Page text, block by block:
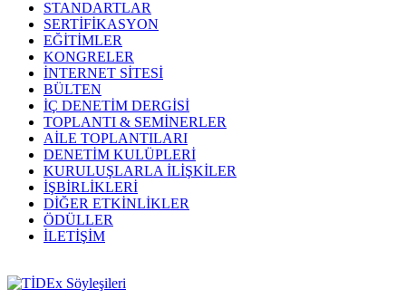
STANDARTLAR
SERTİFİKASYON
EĞİTİMLER
KONGRELER
İNTERNET SİTESİ
BÜLTEN
İÇ DENETİM DERGİSİ
TOPLANTI & SEMİNERLER
AİLE TOPLANTILARI
DENETİM KULÜPLERİ
KURULUŞLARLA İLİŞKİLER
İŞBİRLİKLERİ
DİĞER ETKİNLİKLER
ÖDÜLLER
İLETİŞİM